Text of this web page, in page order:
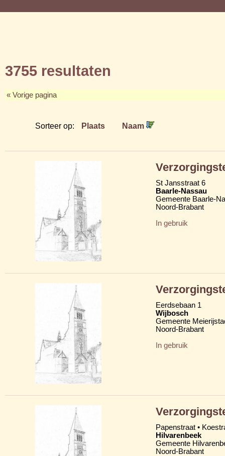
3755 resultaten
« Vorige pagina
Sorteer op: Plaats Naam
St Jansstraat 6
Baarle-Nassau
Gemeente Baarle-
Noord-Brabant
In gebruik
Eerdsebaan 1
Wijbosch
Gemeente
Noord-Brabant
In gebruik
Papenstraat •
Hilvarenbeek
Gemeente
Noord-Brabant